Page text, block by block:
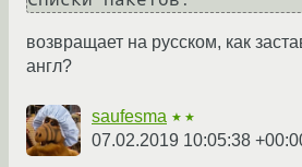
возвращает на русском, как
англ?
saufesma ★★
07.02.2019 10:05:38